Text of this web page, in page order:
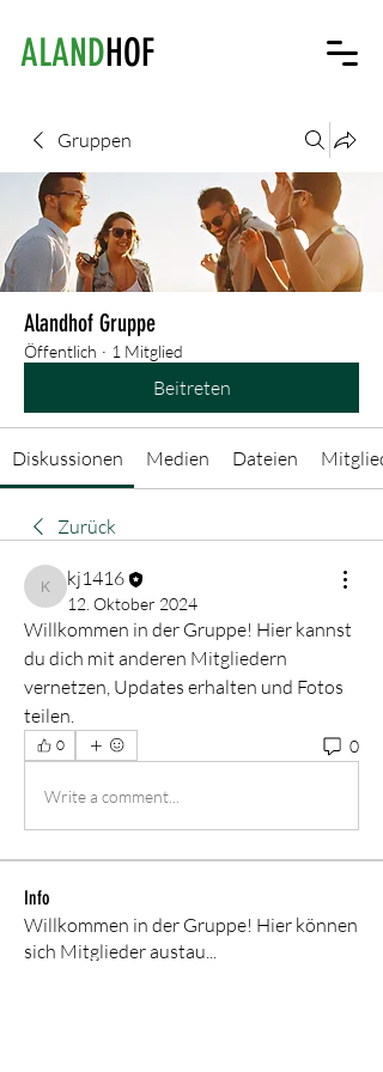
ALANDHOF
Gruppen
Alandhof Gruppe
Öffentlich · 1 Mitglied
Beitreten
Diskussionen Medien Dateien
Zurück
kj1416
kj1416
12. Oktober 2024
Willkommen in der Gruppe! Hier kannst
du dich mit anderen Mitgliedern
vernetzen, Updates erhalten und Fotos
teilen.
0 0
Write a comment...
Info
Willkommen in der Gruppe! Hier können
sich Mitglieder austau...